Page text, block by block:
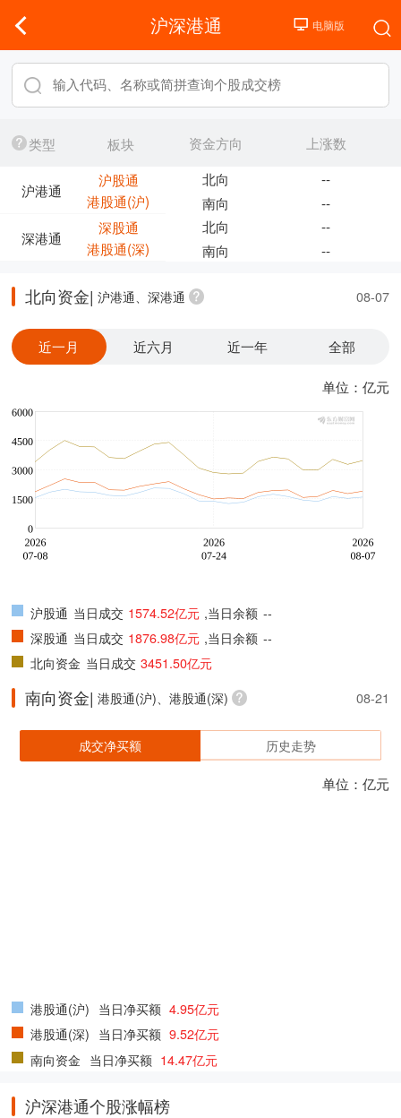
沪深港通
类型 板块
沪港通
沪股通
港股通(沪)
深港通
深股通
港股通(深)
资金方向
上涨数
北向
--
南向
--
北向
--
南向
--
北向资金| 沪港通、深港通 08-07
近一月 近六月 近一年 全部
单位：亿元
沪股通 当日成交 1574.52亿元 ,当日余额 --
深股通 当日成交 1876.98亿元 ,当日余额 --
北向资金 当日成交 3451.50亿元
南向资金| 港股通(沪)、港股通(深) 08-21
成交净买额 历史走势
单位：亿元
港股通(沪) 当日净买额 4.95亿元
港股通(深) 当日净买额 9.52亿元
南向资金 当日净买额 14.47亿元
沪深港通个股涨幅榜